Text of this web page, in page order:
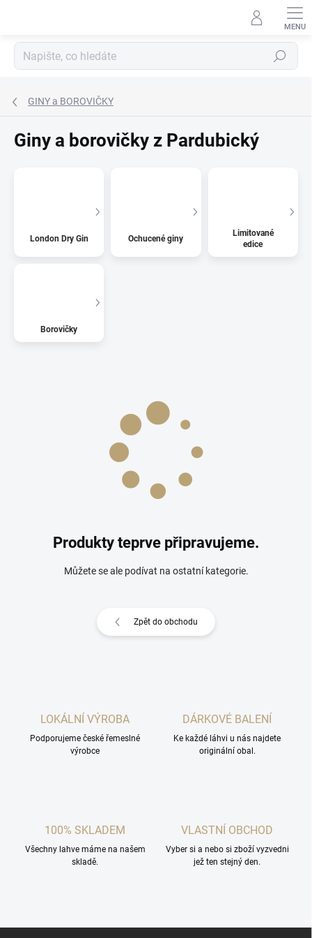
Hledat
GINY a BOROVIČKY
Giny a borovičky z Pardubický
London Dry Gin Ochucené giny
Limitované
edice
Borovičky
Produkty teprve připravujeme.
Můžete se ale podívat na ostatní kategorie.
Zpět do obchodu
LOKÁLNÍ VÝROBA
Podporujeme české řemeslné
výrobce
DÁRKOVÉ BALENÍ
Ke každé láhvi u nás najdete
originální obal.
100% SKLADEM
Všechny lahve máme na našem
skladě.
VLASTNÍ OBCHOD
Vyber si a nebo si zboží vyzvedni
jež ten stejný den.